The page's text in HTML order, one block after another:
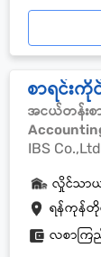
စာရင်းကို
အငယ်တန်းစာ
IBS Co.,Ltd
ရန်ကုန်တို
လှိုင်သာ
လစာကြ